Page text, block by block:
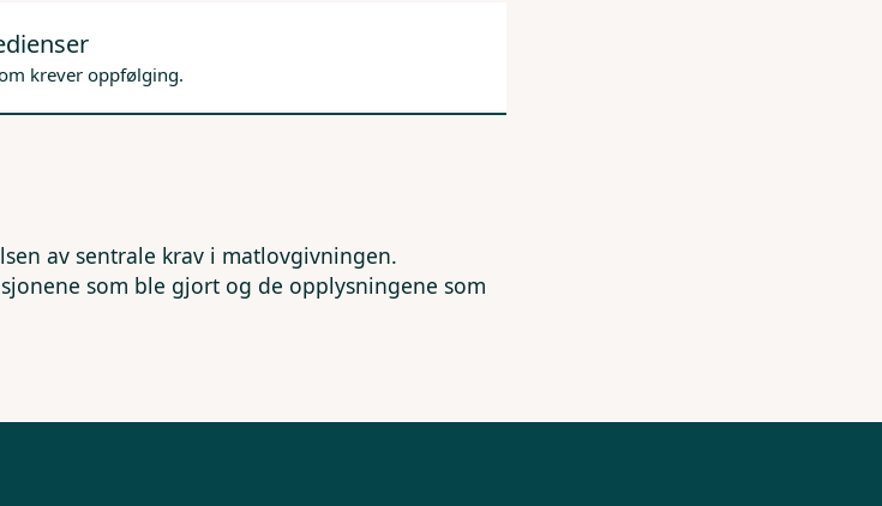
krever oppfølging.
av sentrale krav i matlovgivningen.
som ble gjort og de opplysningene som